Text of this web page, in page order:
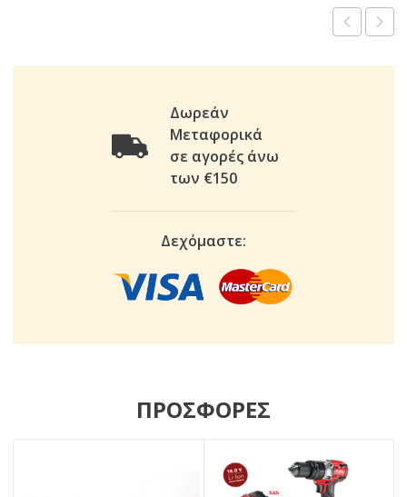
Δωρεάν
Μεταφορικά
σε αγορές άνω
των €150
Δεχόμαστε:
ΠΡΟΣΦΟΡΕΣ